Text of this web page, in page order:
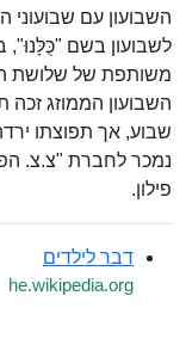
השבועון עם שבועוני
לשבועון בשם
משותפת של שלושת
נמכר לחברת "צ.צ.
פילון.
דבר לילדים
he.wikipedia.org